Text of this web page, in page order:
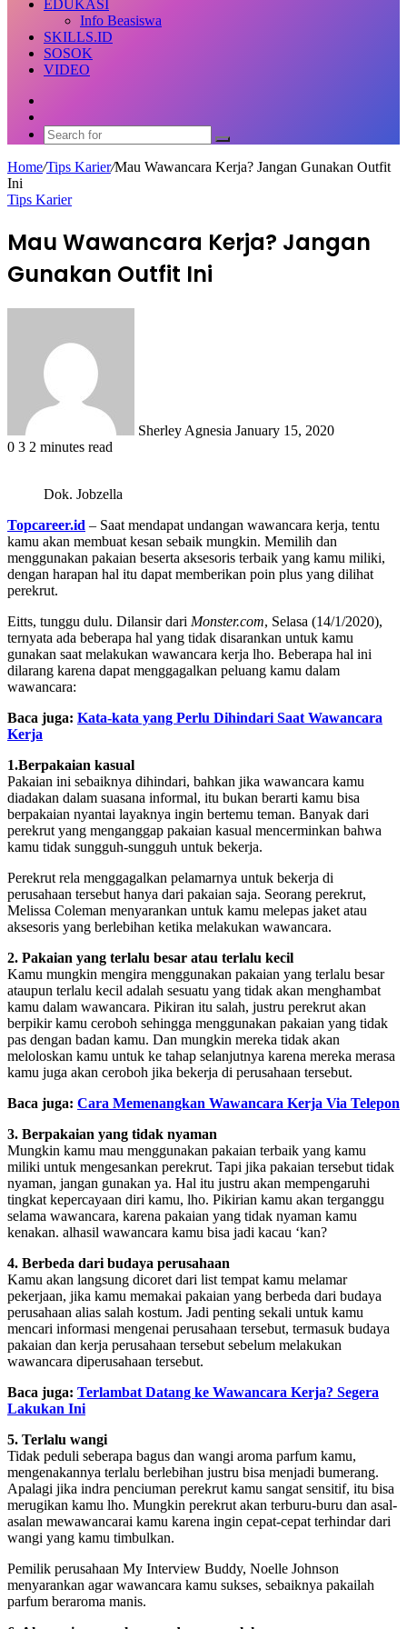
EDUKASI
Info Beasiswa
SKILLS.ID
SOSOK
VIDEO
skin
Search
for
Home/Tips Karier/Mau Wawancara Kerja? Jangan Gunakan Outfit
Ini
Tips Karier
Mau Wawancara Kerja? Jangan
Gunakan Outfit Ini
Sherley Agnesia January 15, 2020
0 3 2 minutes read
Dok. Jobzella
Topcareer.id – Saat mendapat undangan wawancara kerja, tentu
kamu akan membuat kesan sebaik mungkin. Memilih dan
menggunakan pakaian beserta aksesoris terbaik yang kamu miliki,
dengan harapan hal itu dapat memberikan poin plus yang dilihat
perekrut.
Eitts, tunggu dulu. Dilansir dari Monster.com, Selasa (14/1/2020),
ternyata ada beberapa hal yang tidak disarankan untuk kamu
gunakan saat melakukan wawancara kerja lho. Beberapa hal ini
dilarang karena dapat menggagalkan peluang kamu dalam
wawancara:
Baca juga: Kata-kata yang Perlu Dihindari Saat Wawancara
Kerja
1.Berpakaian kasual
Pakaian ini sebaiknya dihindari, bahkan jika wawancara kamu
diadakan dalam suasana informal, itu bukan berarti kamu bisa
berpakaian nyantai layaknya ingin bertemu teman. Banyak dari
perekrut yang menganggap pakaian kasual mencerminkan bahwa
kamu tidak sungguh-sungguh untuk bekerja.
Perekrut rela menggagalkan pelamarnya untuk bekerja di
perusahaan tersebut hanya dari pakaian saja. Seorang perekrut,
Melissa Coleman menyarankan untuk kamu melepas jaket atau
aksesoris yang berlebihan ketika melakukan wawancara.
2. Pakaian yang terlalu besar atau terlalu kecil
Kamu mungkin mengira menggunakan pakaian yang terlalu besar
ataupun terlalu kecil adalah sesuatu yang tidak akan menghambat
kamu dalam wawancara. Pikiran itu salah, justru perekrut akan
berpikir kamu ceroboh sehingga menggunakan pakaian yang tidak
pas dengan badan kamu. Dan mungkin mereka tidak akan
meloloskan kamu untuk ke tahap selanjutnya karena mereka merasa
kamu juga akan ceroboh jika bekerja di perusahaan tersebut.
Baca juga: Cara Memenangkan Wawancara Kerja Via Telepon
3. Berpakaian yang tidak nyaman
Mungkin kamu mau menggunakan pakaian terbaik yang kamu
miliki untuk mengesankan perekrut. Tapi jika pakaian tersebut tidak
nyaman, jangan gunakan ya. Hal itu justru akan mempengaruhi
tingkat kepercayaan diri kamu, lho. Pikirian kamu akan terganggu
selama wawancara, karena pakaian yang tidak nyaman kamu
kenakan. alhasil wawancara kamu bisa jadi kacau ‘kan?
4. Berbeda dari budaya perusahaan
Kamu akan langsung dicoret dari list tempat kamu melamar
pekerjaan, jika kamu memakai pakaian yang berbeda dari budaya
perusahaan alias salah kostum. Jadi penting sekali untuk kamu
mencari informasi mengenai perusahaan tersebut, termasuk budaya
pakaian dan kerja perusahaan tersebut sebelum melakukan
wawancara diperusahaan tersebut.
Baca juga: Terlambat Datang ke Wawancara Kerja? Segera
Lakukan Ini
5. Terlalu wangi
Tidak peduli seberapa bagus dan wangi aroma parfum kamu,
mengenakannya terlalu berlebihan justru bisa menjadi bumerang.
Apalagi jika indra penciuman perekrut kamu sangat sensitif, itu bisa
merugikan kamu lho. Mungkin perekrut akan terburu-buru dan asal-
asalan mewawancarai kamu karena ingin cepat-cepat terhindar dari
wangi yang kamu timbulkan.
Pemilik perusahaan My Interview Buddy, Noelle Johnson
menyarankan agar wawancara kamu sukses, sebaiknya pakailah
parfum beraroma manis.